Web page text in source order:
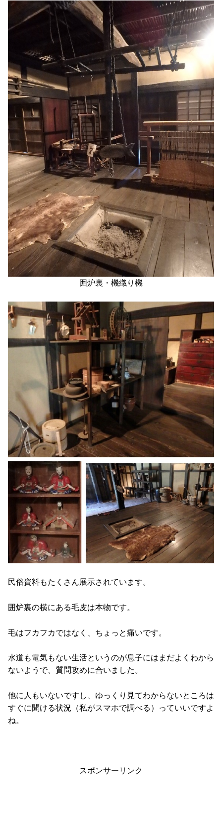
囲炉裏・機織り機
民俗資料もたくさん展示されています。
囲炉裏の横にある毛皮は本物です。
毛はフカフカではなく、ちょっと痛いです。
水道も電気もない生活というのが息子にはまだよくわから
ないようで、質問攻めに合いました。
他に人もいないですし、ゆっくり見てわからないところは
すぐに聞ける状況（私がスマホで調べる）っていいですよ
ね。
スポンサーリンク